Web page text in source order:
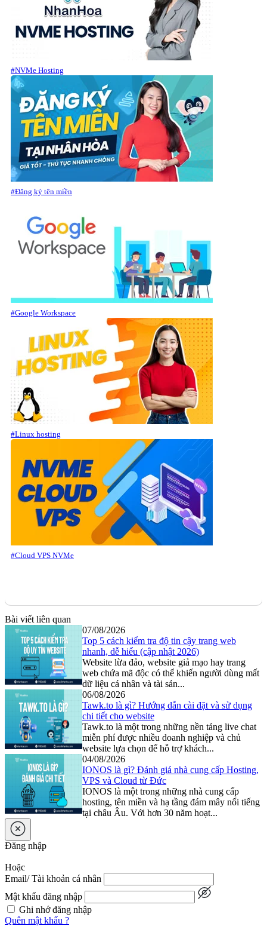
#NVMe Hosting
#Đăng ký tên miền
#Google Workspace
#Linux hosting
#Cloud VPS NVMe
Bài viết liên quan
07/08/2026
Top 5 cách kiểm tra độ tin cậy trang web
nhanh, dễ hiểu (cập nhật 2026)
Website lừa đảo, website giả mạo hay trang
web chứa mã độc có thể khiến người dùng mất
dữ liệu cá nhân và tài sản...
06/08/2026
Tawk.to là gì? Hướng dẫn cài đặt và sử dụng
chi tiết cho website
Tawk.to là một trong những nền tảng live chat
miễn phí được nhiều doanh nghiệp và chủ
website lựa chọn để hỗ trợ khách...
04/08/2026
IONOS là gì? Đánh giá nhà cung cấp Hosting,
VPS và Cloud từ Đức
IONOS là một trong những nhà cung cấp
hosting, tên miền và hạ tầng đám mây nổi tiếng
tại châu Âu. Với hơn 30 năm hoạt...
Đăng nhập
Hoặc
Email/ Tài khoản cá nhân
Mật khẩu đăng nhập
Ghi nhớ đăng nhập
Quên mật khẩu ?